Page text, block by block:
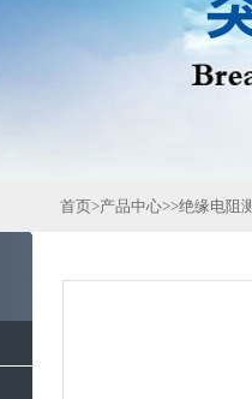
首页>产品中心>>绝缘电阻